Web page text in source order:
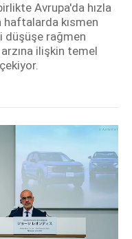
Avrupa'da hızla
kısmen
düşüşe rağmen
ilişkin temel